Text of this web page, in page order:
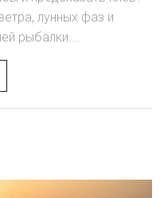
лунных фаз и
рыбалки.